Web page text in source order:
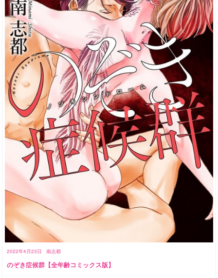
2022年4月23日 南志都
のぞき症候群【全年齢コミックス版】